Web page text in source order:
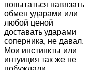
попытаться навязать
обмен ударами или
любой ценой
доставать ударами
соперника, не давал.
Мои инстинкты или
интуиция так же не